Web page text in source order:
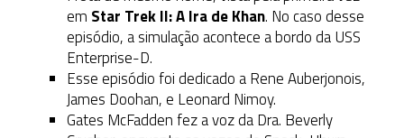
em Star Trek II: A Ira de Khan. No caso desse
episódio, a simulação acontece a bordo da USS
Enterprise-D.
Esse episódio foi dedicado a Rene Auberjonois,
James Doohan, e Leonard Nimoy.
Gates McFadden fez a voz da Dra. Beverly